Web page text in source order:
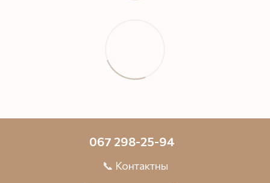
067 298-25-94
📞 Контактны